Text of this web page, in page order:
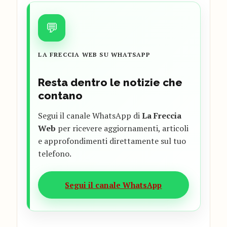
💬
LA FRECCIA WEB SU WHATSAPP
Resta dentro le notizie che
contano
Segui il canale WhatsApp diLa Freccia
Web per ricevere aggiornamenti, articoli
e approfondimenti direttamente sul tuo
telefono.
Segui il canale WhatsApp